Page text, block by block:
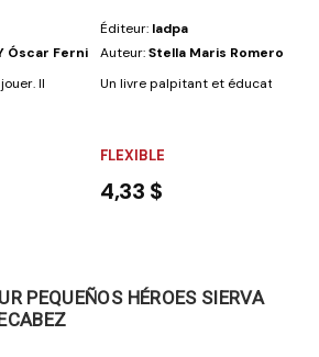
Óscar Ferni
Ils apprécient toutes les activités ludiques,
Éditeur: Iadpa
Auteur:Stella Maris Romero
Un livre palpitant et éducatif pour
FLEXIBLE
4,33 $
PEQUEÑOS HÉROES SIERVA